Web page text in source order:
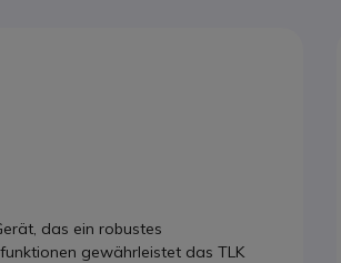
das ein robustes
gewährleistet das TLK